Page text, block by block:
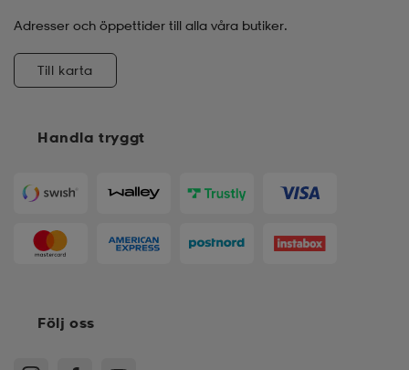
Handla tryggt
Adresser och öppettider till alla våra butiker.
Till karta
Följ oss